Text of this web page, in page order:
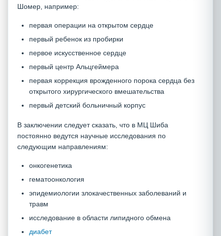
Шомер, например:
первая операции на открытом сердце
первый ребенок из пробирки
первое искусственное сердце
первый центр Альцгеймера
первая коррекция врожденного порока сердца без
открытого хирургического вмешательства
первый детский больничный корпус
В заключении следует сказать, что в МЦ Шиба
постоянно ведутся научные исследования по
следующим направлениям:
онкогенетика
гематоонкология
эпидемиологии злокачественных заболеваний и
травм
исследование в области липидного обмена
диабет